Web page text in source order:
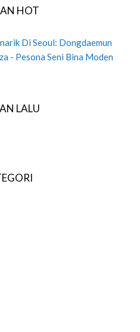
HOT
Di Seoul: Dongdaemun
- Pesona Seni Bina Moden
LALU